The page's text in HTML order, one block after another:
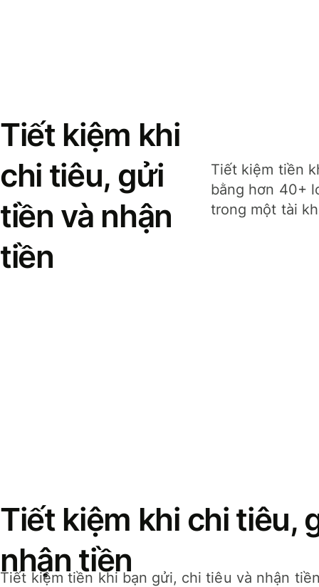
Tiết kiệm khi
chi tiêu, gửi
tiền và nhận
tiền
Tiết kiệm tiền
bằng hơn 40+
trong một tài
Tiết kiệm khi chi tiêu,
nhận tiền
Tiết kiệm tiền khi bạn gửi, chi tiêu và nhận